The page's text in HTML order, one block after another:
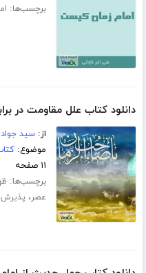
برچسب‌ها:
دانلود کتاب علل مقاومت در
از:سید
موضوع:
۱۱ صفحه
برچسب‌ها:
عصر، پذیرش